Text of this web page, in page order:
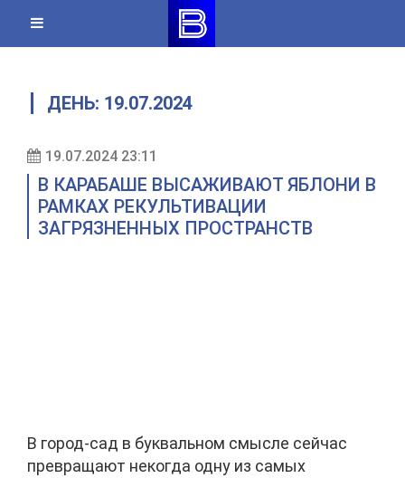
content
ДЕНЬ: 19.07.2024
19.07.2024 23:11
В КАРАБАШЕ ВЫСАЖИВАЮТ ЯБЛОНИ В
РАМКАХ РЕКУЛЬТИВАЦИИ
ЗАГРЯЗНЕННЫХ ПРОСТРАНСТВ
В город-сад в буквальном смысле сейчас
превращают некогда одну из самых